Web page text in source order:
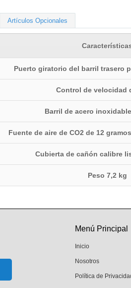
Artículos Opcionales
Puerto giratorio del barril trasero
Control de velocidad
Barril de acero
Fuente de aire de CO2 de 12
Cubierta de cañón calibre
Peso 7,2 kg
Menú Principal
Inicio
Nosotros
Política de